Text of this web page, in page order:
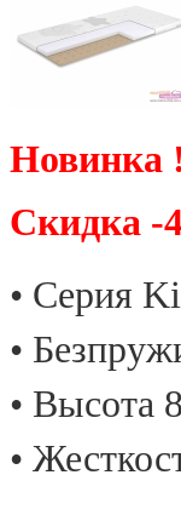
Новинка
Скидка -
• Cерия
•
• Высота
•